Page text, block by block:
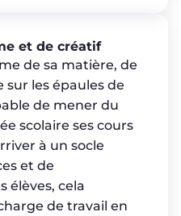
et de créatif
de sa matière, de
sur les épaules de
de mener du
scolaire ses cours
à un socle
et de
élèves, cela
de travail en